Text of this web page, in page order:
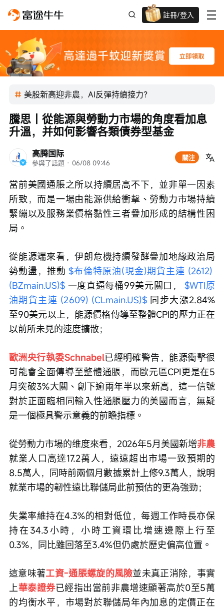
註冊/登入
迎新驚喜賞 股票/BTC等任你揀!
美股新高迎非農，AI反彈持續接力？
高腾国际
參與了話題 · 06/08 09:46
關注
騰思丨從能源與勞動力市場的角度看加息
升溫，并如何影響各類債券型基金
當前美國通脹之所以持續居高不下，並非單一因素
所致，而是一場由能源供給衝擊、勞動力市場持續
緊繃以及服務業價格黏性三者疊加形成的結構性困
局。
從能源端來看，伊朗危機持續發酵疊加地緣政治局
勢動盪，推動 $布倫特原油(現金)期貨主連 (2612)
(BZmain.US)$ 一度直逼每桶99美元關口， $WTI原
油期貨主連 (2609) (CLmain.US)$ 同步大漲2.84%
至90美元以上，能源價格傳導至整體CPI的壓力正在
以前所未見的速度擴散；
歐洲央行執委Schnabel已經明確警告，能源衝擊很
可能會全面傳導至整體通脹，而歐元區CPI更是在5
月突破3%大關、創下逾兩年半以來新高，這一信號
對於正面臨相同輸入性通脹壓力的美國而言，無疑
是一個極具警示意義的前瞻指標。
從勞動力市場的维度來看，2026年5月美國新增非農
就業人口高達17.2萬人，遠遠超出市場一致預期的
8.5萬人，同時前兩個月數據累計上修9.3萬人，說明
就業市場的韌性遠比聯儲局此前預估的更為強勁；
失業率維持在4.3%的相對低位，每週工作時長亦保
持在34.3小時，小時工資環比增速邊際上行至
0.3%，同比雖回落至3.4%但仍處於歷史偏高位置。
這意味著工資-通脹螺旋的風險並未真正消除，事實
上華泰證券已經指出當前非農增速顯著高於0至5萬
的均衡水平，市場對於聯儲局年內加息的定價正在